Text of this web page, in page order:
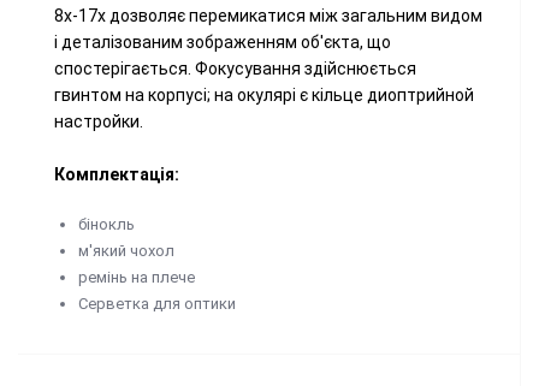
8х-17х дозволяє перемикатися між загальним видом
і деталізованим зображенням об'єкта, що
спостерігається. Фокусування здійснюється
гвинтом на корпусі; на окулярі є кільце диоптрийной
настройки.
Комплектація:
бінокль
м'який чохол
ремінь на плече
Серветка для оптики